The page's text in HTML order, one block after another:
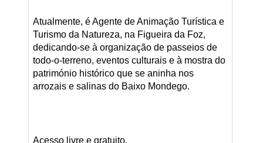
Atualmente, é Agente de Animação Turística e
Turismo da Natureza, na Figueira da Foz,
dedicando-se à organização de passeios de
todo-o-terreno, eventos culturais e à mostra do
património histórico que se aninha nos
arrozais e salinas do Baixo Mondego.
Acesso livre e gratuito.